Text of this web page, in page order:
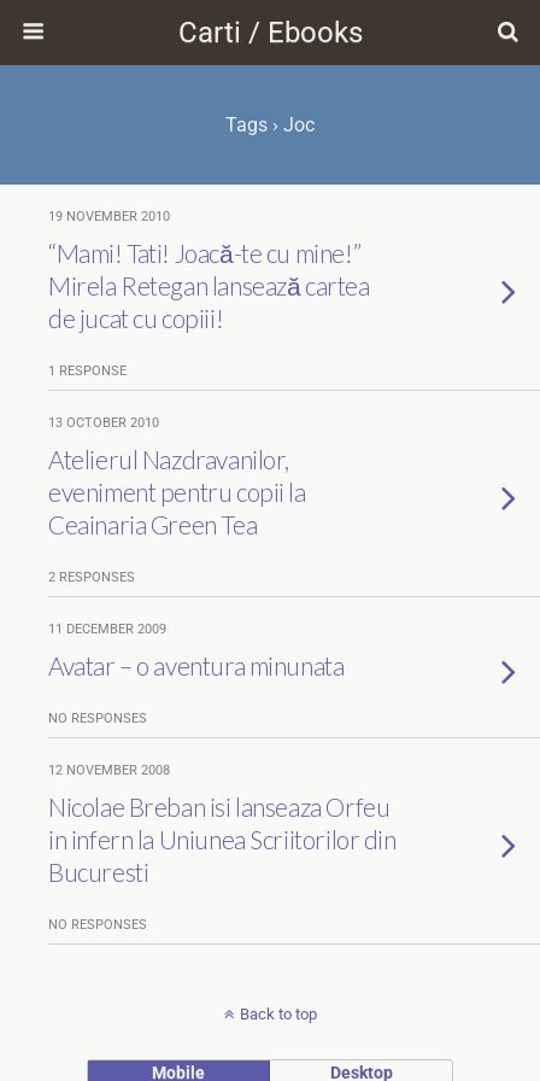
Carti / Ebooks
Tags › Joc
19 NOVEMBER 2010
“Mami! Tati! Joacă-te cu mine!”
Mirela Retegan lansează cartea
de jucat cu copiii!
1 RESPONSE
13 OCTOBER 2010
Atelierul Nazdravanilor,
eveniment pentru copii la
Ceainaria Green Tea
2 RESPONSES
11 DECEMBER 2009
Avatar – o aventura minunata
NO RESPONSES
12 NOVEMBER 2008
Nicolae Breban isi lanseaza Orfeu
in infern la Uniunea Scriitorilor din
Bucuresti
NO RESPONSES
Back to top
Mobile Desktop